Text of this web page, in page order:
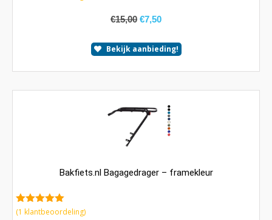
€15,00 €7,50
Bekijk aanbieding!
Bakfiets.nl Bagagedrager – framekleur
5.00van 5
(1 klantbeoordeling)